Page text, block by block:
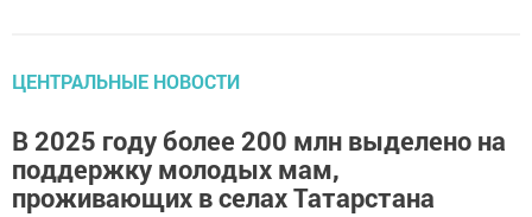
ЦЕНТРАЛЬНЫЕ НОВОСТИ
В 2025 году более 200 млн выделено на
поддержку молодых мам,
проживающих в селах Татарстана